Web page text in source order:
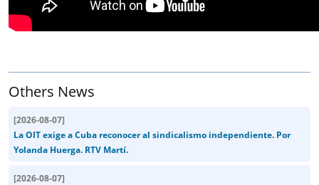
Others News
[2026-08-07]
La OIT exige a Cuba reconocer al sindicalismo independiente. Por
Yolanda Huerga. RTV Martí.
[2026-08-07]